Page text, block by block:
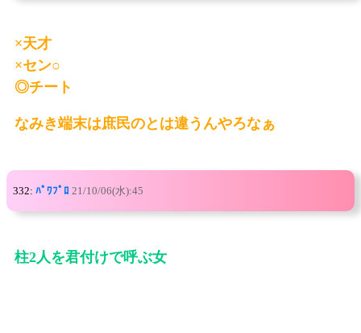
×天才
×セン○
◎チート
なみき端末は庶民のとは違うんやろなぁ
332: ﾊﾟﾜﾌﾟﾛ 21/10/06(水):45
柱2人を君付けで呼ぶ女